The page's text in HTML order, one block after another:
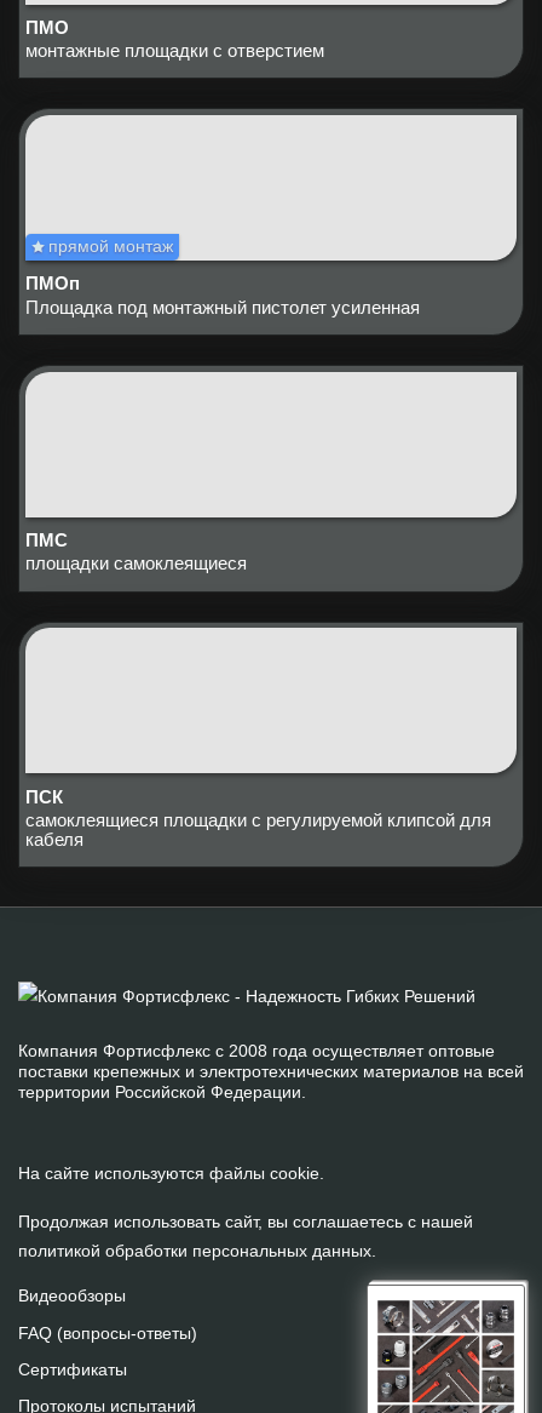
ПМО
монтажные площадки с отверстием
прямой монтаж
ПМОп
Площадка под монтажный пистолет усиленная
ПМС
площадки самоклеящиеся
ПСК
самоклеящиеся площадки с регулируемой клипсой для
кабеля
Компания Фортисфлекс с 2008 года осуществляет оптовые
поставки крепежных и электротехнических материалов на всей
территории Российской Федерации.
На сайте используются файлы cookie.
Продолжая использовать сайт, вы соглашаетесь с нашей
политикой обработки персональных данных.
Видеообзоры
FAQ (вопросы-ответы)
Сертификаты
Протоколы испытаний